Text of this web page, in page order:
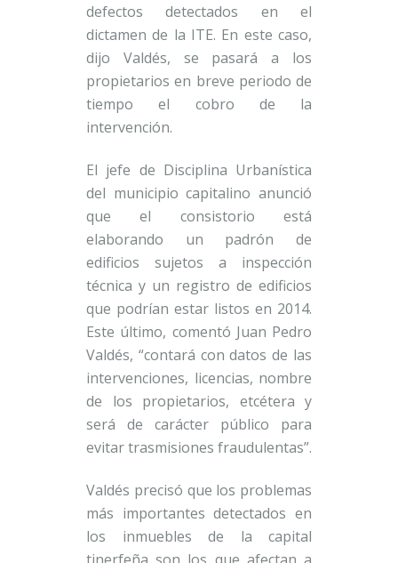
defectos detectados en el
dictamen de la ITE. En este caso,
dijo Valdés, se pasará a los
propietarios en breve periodo de
tiempo el cobro de la
intervención.
El jefe de Disciplina Urbanística
del municipio capitalino anunció
que el consistorio está
elaborando un padrón de
edificios sujetos a inspección
técnica y un registro de edificios
que podrían estar listos en 2014.
Este último, comentó Juan Pedro
Valdés, “contará con datos de las
intervenciones, licencias, nombre
de los propietarios, etcétera y
será de carácter público para
evitar trasmisiones fraudulentas”.
Valdés precisó que los problemas
más importantes detectados en
los inmuebles de la capital